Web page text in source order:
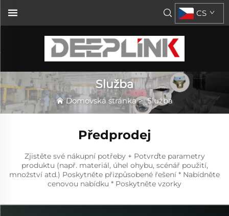
CS
Služba
Domovská stránka>Služba
Předprodej
Zjistěte své nákupní potřeby + Potvrďte parametry
produktu (např. materiál, úhel ohybu, scénář použití,
množství atd.) Poskytněte přizpůsobené řešení * Nabídněte
cenovou nabídku * Poskytněte vzorky